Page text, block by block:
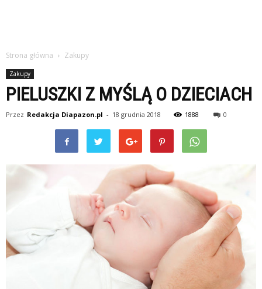
Strona główna Zakupy
Zakupy
PIELUSZKI Z MYŚLĄ O DZIECIACH
Przez Redakcja Diapazon.pl - 18 grudnia 2018 1888 0